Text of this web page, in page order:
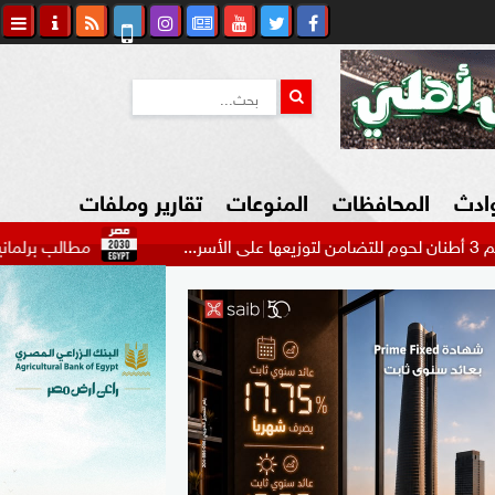
شكاوي المواطن
المحافظات المنوعات
السياحة في مصر
التكنولوجيا
المرأة والأسرة
السيارات
تقارير وملفات
مطالب برلمانية بإجراءات